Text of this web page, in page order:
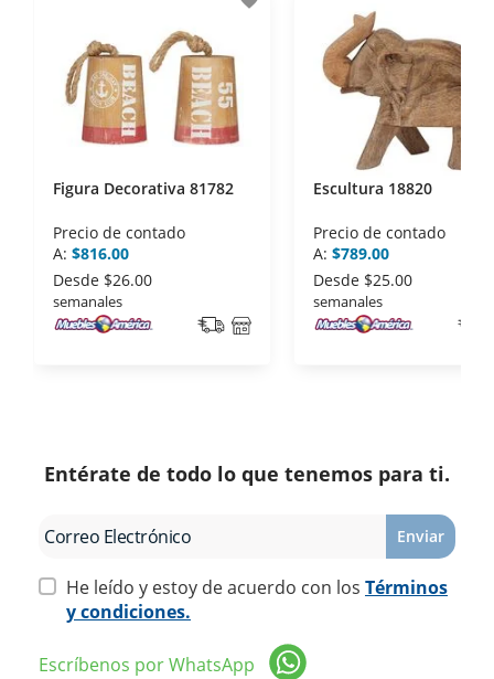
Asociación Mexicana de Internet (AIMX).
- Nos encontramos en la lista de socios Activos de
la Asociación de Internet.MX.
Figura Decorativa 81782
Precio de contado
A: $816.00
Desde $26.00
semanales
Escultura 18820
Precio de contado
A: $789.00
Desde $25.00
semanales
Entérate de todo lo que tenemos para ti.
Enviar
He leído y estoy de acuerdo con los Términos
y condiciones.
Escríbenos por WhatsApp